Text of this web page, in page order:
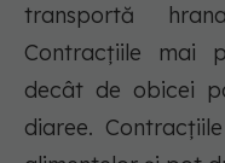
transportă
Contracțiile mai
decât de obicei
diaree.